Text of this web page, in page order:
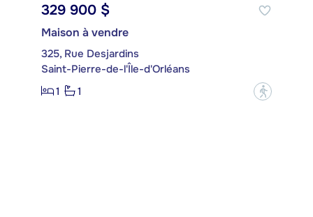
329 900 $
Maison à vendre
325, Rue Desjardins
Saint-Pierre-de-l'Île-d'Orléans
1
1 ?